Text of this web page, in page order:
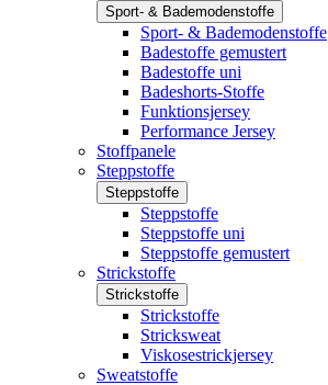
Sport- & Bademodenstoffe
Sport- & Bademodenstoffe
Badestoffe gemustert
Badestoffe uni
Badeshorts-Stoffe
Funktionsjersey
Performance Jersey
Stoffpanele
Steppstoffe
Steppstoffe
Steppstoffe
Steppstoffe uni
Steppstoffe gemustert
Strickstoffe
Strickstoffe
Strickstoffe
Stricksweat
Viskosestrickjersey
Sweatstoffe